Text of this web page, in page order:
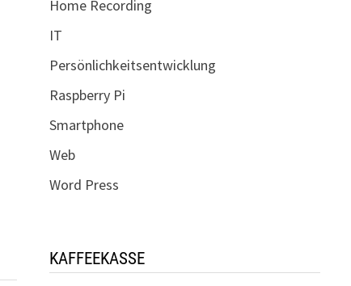
Home Recording
IT
Persönlichkeitsentwicklung
Raspberry Pi
Smartphone
Web
Word Press
KAFFEEKASSE